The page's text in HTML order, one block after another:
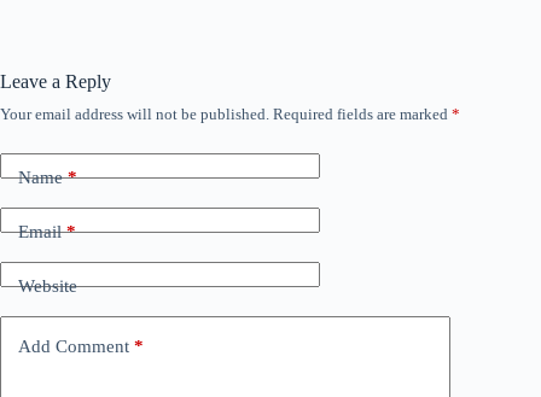
Leave a Reply
Your email address will not be published. Required fields are marked *
Name*
Email*
Website
Add Comment *